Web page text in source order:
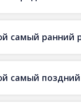
самый ранний
самый